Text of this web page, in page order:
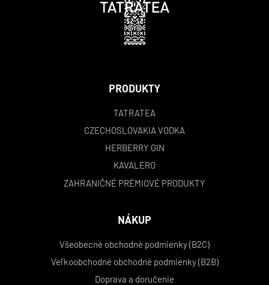
PRODUKTY
TATRATEA
CZECHOSLOVAKIA VODKA
HERBERRY GIN
KAVALERO
ZAHRANIČNÉ PRÉMIOVÉ PRODUKTY
NÁKUP
Všeobecné obchodné podmienky (B2C)
Veľkoobchodné obchodné podmienky (B2B)
Doprava a doručenie